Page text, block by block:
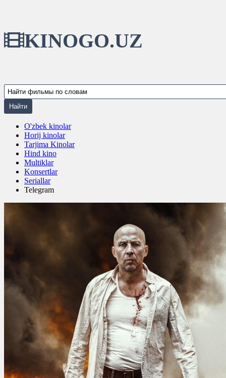
KINOGO.UZ
O'zbek kinolar
Horij kinolar
Tarjima Kinolar
Hind kino
Multiklar
Konsertlar
Seriallar
Telegram